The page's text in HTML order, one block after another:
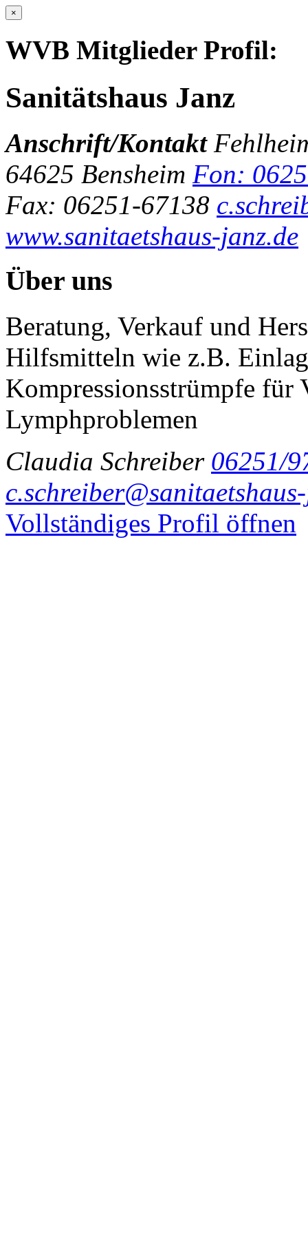
×
WVB Mitglieder Profil:
Sanitätshaus Janz
Anschrift/Kontakt
64625 Bensheim Fon:
Fax: 06251-67138
www.sanitaetshaus-janz.de
Über uns
Beratung, Verkauf und
Hilfsmitteln wie z.B.
Kompressionsstrümpfe für
Lymphproblemen
Claudia Schreiber 06251/
Vollständiges Profil öffnen